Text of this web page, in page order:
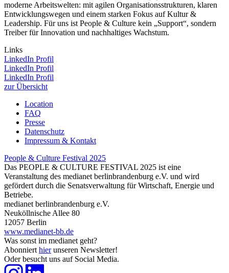
moderne Arbeitswelten: mit agilen Organisationsstrukturen, klaren
Entwicklungswegen und einem starken Fokus auf Kultur &
Leadership. Für uns ist People & Culture kein „Support“, sondern
Treiber für Innovation und nachhaltiges Wachstum.
Links
LinkedIn Profil
LinkedIn Profil
LinkedIn Profil
zur Übersicht
Location
FAQ
Presse
Datenschutz
Impressum & Kontakt
People & Culture Festival 2025
Das PEOPLE & CULTURE FESTIVAL 2025 ist eine
Veranstaltung des medianet berlinbrandenburg e.V. und wird
gefördert durch die Senatsverwaltung für Wirtschaft, Energie und
Betriebe.
medianet berlinbrandenburg e.V.
Neuköllnische Allee 80
12057 Berlin
www.medianet-bb.de
Was sonst im medianet geht?
Abonniert hierunseren Newsletter!
Oder besucht uns auf Social Media.